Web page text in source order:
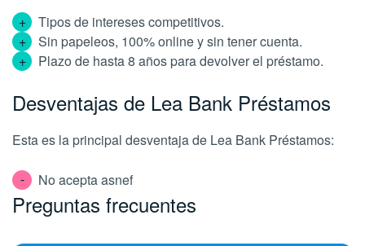
Tipos de intereses competitivos.
Sin papeleos, 100% online y sin tener cuenta.
Plazo de hasta 8 años para devolver el préstamo.
Desventajas de Lea Bank Préstamos
Esta es la principal desventaja de Lea Bank Préstamos:
No acepta asnef
Preguntas frecuentes